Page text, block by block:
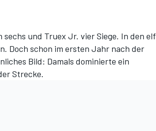
sechs und Truex Jr. vier Siege. In den elf
Doch schon im ersten Jahr nach der
Bild: Damals dominierte ein
Strecke.